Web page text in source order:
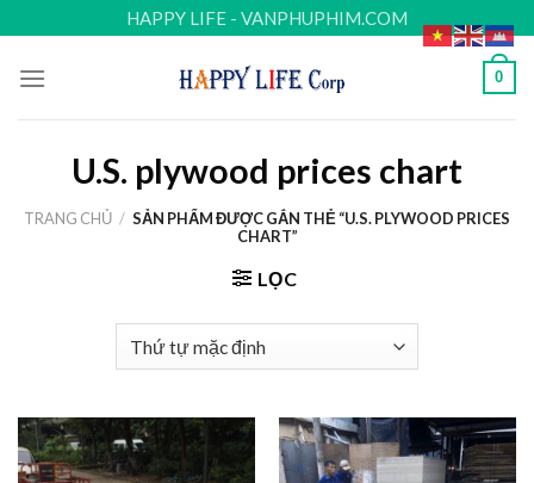
to
content
HAPPY LIFE - VANPHUPHIM.COM
0
U.S. plywood prices chart
TRANG CHỦ / SẢN PHẨM ĐƯỢC GẮN THẺ “U.S. PLYWOOD PRICES
CHART”
LỌC